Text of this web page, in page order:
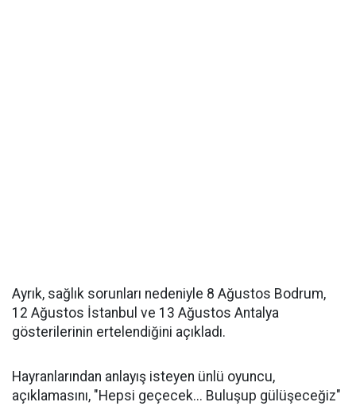
Ayrık, sağlık sorunları nedeniyle 8 Ağustos Bodrum,
12 Ağustos İstanbul ve 13 Ağustos Antalya
gösterilerinin ertelendiğini açıkladı.
Hayranlarından anlayış isteyen ünlü oyuncu,
açıklamasını, "Hepsi geçecek... Buluşup gülüşeceğiz"